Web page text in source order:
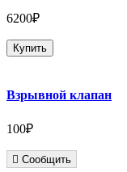
6200₽
Купить
Взрывной клапан
100₽
Сообщить